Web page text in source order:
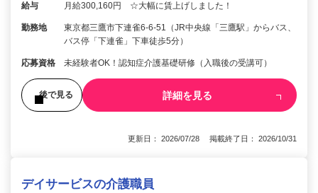
給与 月給300,160円 ☆大幅に賃上げしました！
勤務地
東京都三鷹市下連雀6‐6‐51（JR中央線「三鷹駅」からバス、
バス停「下連雀」下車徒歩5分）
応募資格 未経験者OK！認知症介護基礎研修（入職後の受講可）
後で見る 詳細を見る
更新日： 2026/07/28 掲載終了日： 2026/10/31
デイサービスの介護職員